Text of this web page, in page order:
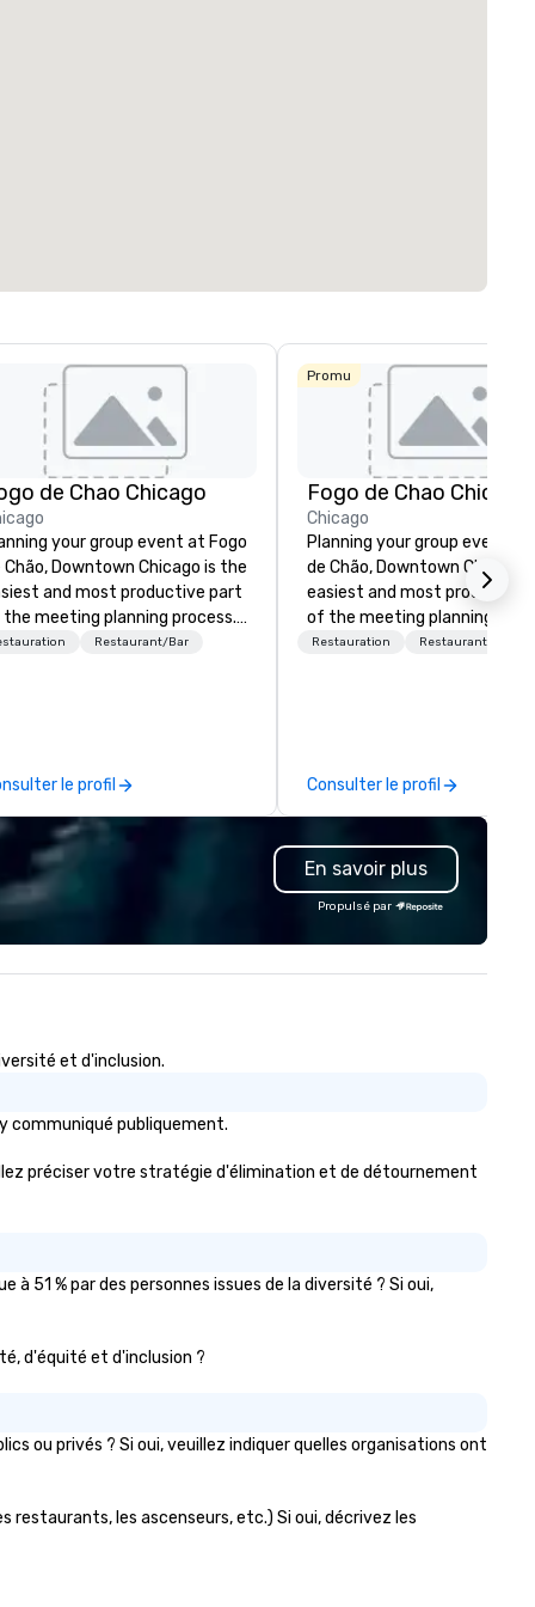
de Chao Chicago
your group event at Fogo
Chão, Downtown Chicago is the
and most productive part
meeting planning process.
in the heart of Chicago’s
the most flexible meeting
event spaces and exciting bar
Downtown Chicago Area.
Restaurant/Bar
le profil
Promu
Fogo de Chao Chicago
Chicago
Planning your group event at
de Chão, Downtown Chicago
easiest and most productive
of the meeting planning
Located in the heart of
cuisine, the most flexible
and event spaces and
in the Downtown Chicago
Restauration Restaurant/Bar
Consulter le profil
En savoir plus
Propulsé par
et d'inclusion.
communiqué publiquement.
préciser votre stratégie d'élimination et de détournement
51 % par des personnes issues de la diversité ? Si oui,
d'équité et d'inclusion ?
ou privés ? Si oui, veuillez indiquer quelles organisations ont
les ascenseurs, etc.) Si oui, décrivez les